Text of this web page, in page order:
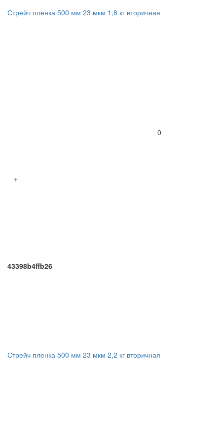
Стрейч пленка 500 мм 23 мкм 1,8 кг вторичная
0
+
43398b4ffb26
Стрейч пленка 500 мм 23 мкм 2,2 кг вторичная